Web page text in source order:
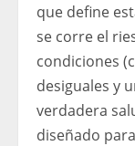
que define
se corre el
condiciones
desiguales y
verdadera
diseñado